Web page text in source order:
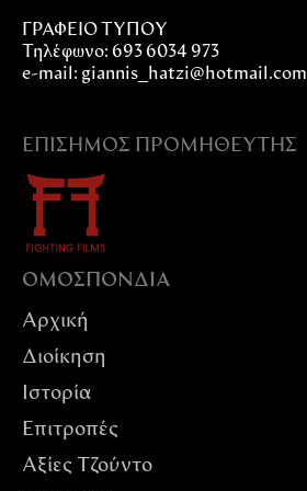
ΓΡΑΦΕΙΟ ΤΥΠΟΥ
Τηλέφωνο: 693 6034 973
e-mail: giannis_hatzi@hotmail.com
ΕΠΊΣΗΜΟΣ ΠΡΟΜΗΘΕΥΤΉΣ
ΟΜΟΣΠΟΝΔIΑ
Αρχική
Διοίκηση
Ιστορία
Επιτροπές
Αξίες Tζούντο